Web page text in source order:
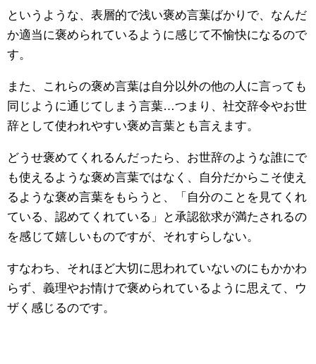
というような、表層的で浅い褒め言葉ばかりで、なんだ
か適当に褒められているように感じて不愉快になるので
す。
また、これらの褒め言葉は自分以外の他の人に言っても
同じように通じてしまう言葉…つまり、社交辞令やお世
辞として使われやすい褒め言葉とも言えます。
どうせ褒めてくれるんだったら、お世辞のような誰にで
も使えるような褒め言葉ではなく、自分だからこそ使え
るような褒め言葉をもらうと、「自分のことを見てくれ
ている、認めてくれている」と承認欲求が満たされるの
を感じて嬉しいものですが、それすらしない。
すなわち、それほど大切に思われていないのにもかかわ
らず、義理やお情けで褒められているように思えて、ウ
ザく感じるのです。